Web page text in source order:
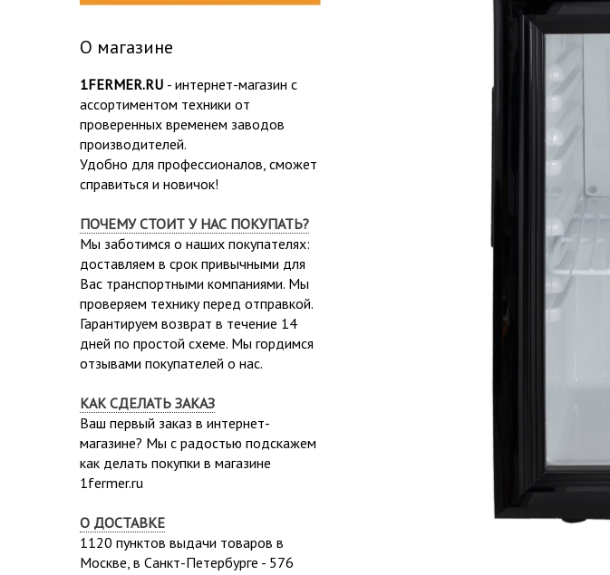
О магазине
1FERMER.RU - интернет-магазин с
ассортиментом техники от
проверенных временем заводов
производителей.
Удобно для профессионалов, сможет
справиться и новичок!
ПОЧЕМУ СТОИТ У НАС ПОКУПАТЬ?
Мы заботимся о наших покупателях:
доставляем в срок привычными для
Вас транспортными компаниями. Мы
проверяем технику перед отправкой.
Гарантируем возврат в течение 14
дней по простой схеме. Мы гордимся
отзывами покупателей о нас.
КАК СДЕЛАТЬ ЗАКАЗ
Ваш первый заказ в интернет-
магазине? Мы с радостью подскажем
как делать покупки в магазине
1fermer.ru
О ДОСТАВКЕ
1120 пунктов выдачи товаров в
Москве, в Санкт-Петербурге - 576